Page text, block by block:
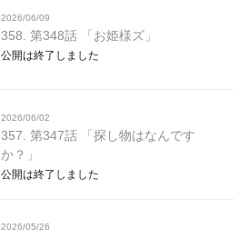
2026/06/09
358. 第348話 「お姫様ズ」
公開は終了しました
2026/06/02
357. 第347話 「探し物はなんです
か？」
公開は終了しました
2026/05/26